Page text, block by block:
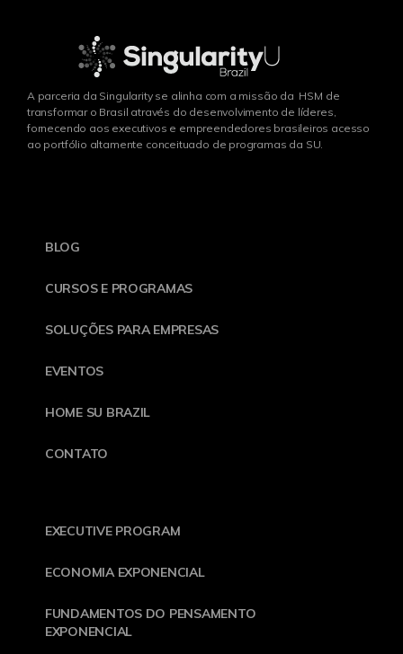
A parceria da Singularity se alinha com a missão da HSM de
transformar o Brasil através do desenvolvimento de líderes,
fornecendo aos executivos e empreendedores brasileiros acesso
ao portfólio altamente conceituado de programas da SU.
BLOG
CURSOS E PROGRAMAS
SOLUÇÕES PARA EMPRESAS
EVENTOS
HOME SU BRAZIL
CONTATO
EXECUTIVE PROGRAM
ECONOMIA EXPONENCIAL
FUNDAMENTOS DO PENSAMENTO
EXPONENCIAL